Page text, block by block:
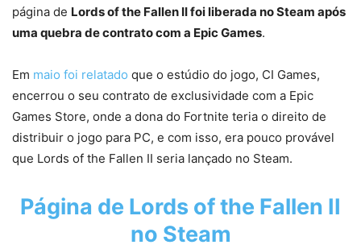
página de Lords of the Fallen II foi liberada no Steam após
uma quebra de contrato com a Epic Games.
Em maio foi relatado que o estúdio do jogo, CI Games,
encerrou o seu contrato de exclusividade com a Epic
Games Store, onde a dona do Fortnite teria o direito de
distribuir o jogo para PC, e com isso, era pouco provável
que Lords of the Fallen II seria lançado no Steam.
Página de Lords of the Fallen II
no Steam